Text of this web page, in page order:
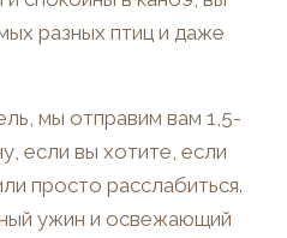
разных птиц и даже
мы отправим вам 1,5-
если вы хотите, если
просто расслабиться.
ужин и освежающий